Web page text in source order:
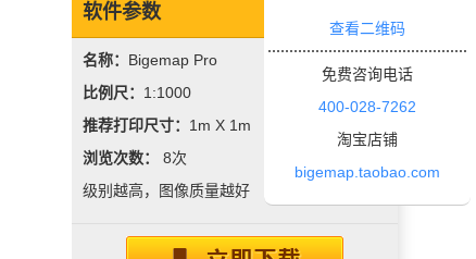
软件参数
名称： Bigemap Pro
比例尺： 1:1000
推荐打印尺寸： 1m X 1m
浏览次数： 8次
级别越高，图像质量越好
查看二维码
免费咨询电话
400-028-7262
淘宝店铺
bigemap.taobao.com